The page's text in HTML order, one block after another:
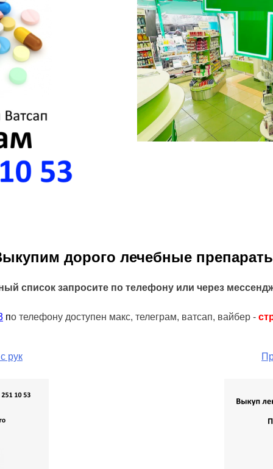
дорого лечебные
список запросите по телефону или через
по телефону доступен макс, телеграм, ватсап, вайбер -
рук